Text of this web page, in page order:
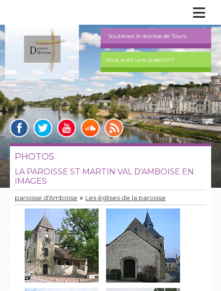
≡
Soutenez le diocèse de Tours
Vous avez une question?
PHOTOS
LA PAROISSE ST MARTIN VAL D'AMBOISE EN
IMAGES
paroisse d'Amboise » Les églises de la paroisse